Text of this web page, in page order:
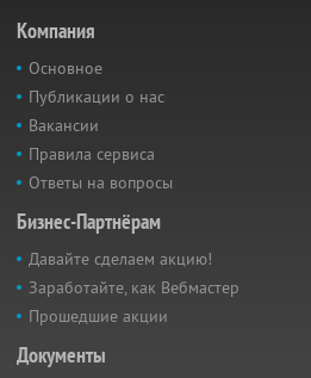
Компания
Основное
Публикации о нас
Вакансии
Правила сервиса
Ответы на вопросы
Бизнес-Партнёрам
Давайте сделаем акцию!
Заработайте, как Вебмастер
Прошедшие акции
Документы